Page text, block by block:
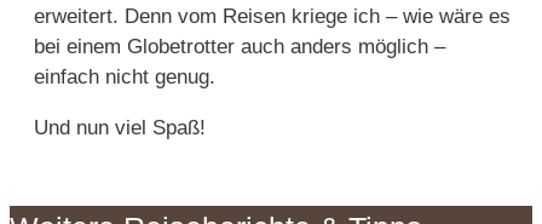
erweitert. Denn vom Reisen kriege ich – wie wäre es
bei einem Globetrotter auch anders möglich –
einfach nicht genug.
Und nun viel Spaß!